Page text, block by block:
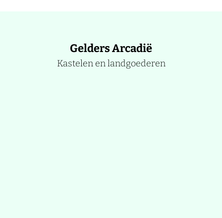
Gelders Arcadië
Kastelen en landgoederen